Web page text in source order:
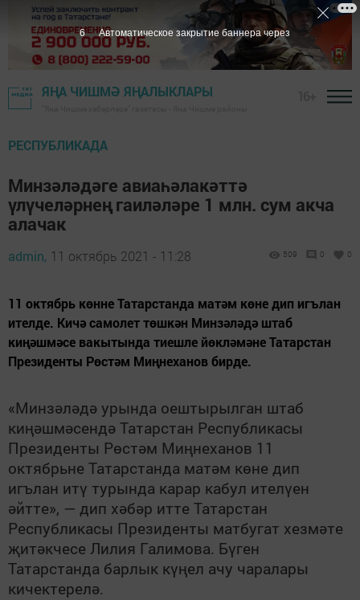
ЯҢА ЧИШМӘ ЯҢАЛЫКЛАРЫ
РЕСПУБЛИКАДА
Минзәләдәге авиаһәлакәттә
үлүчеләрнең гаиләләре 1 млн. сум акча
алачак
admin, 11 октябрь 2021 - 11:28 509 0 0
11 октябрь көнне Татарстанда матәм көне дип игълан
ителде. Кичә самолет төшкән Минзәләдә штаб
киңәшмәсе вакытында тиешле йөкләмәне Татарстан
Президенты Рөстәм Миңнеханов бирде.
«Минзәләдә урында оештырылган штаб
киңәшмәсендә Татарстан Республикасы
Президенты Рөстәм Миңнеханов 11
октябрьне Татарстанда матәм көне дип
игълан итү турында карар кабул ителүен
әйтте», — дип хәбәр итте Татарстан
Республикасы Президенты матбугат хезмәте
җитәкчесе Лилия Галимова. Бүген
Татарстанда барлык күңел ачу чаралары
кичектерелә.
5 Автоматическое закрытие баннера через